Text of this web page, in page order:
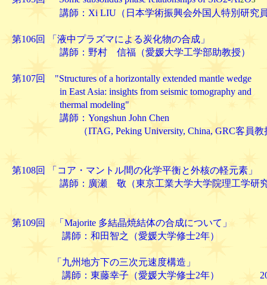
講師：Xi LIU（日本学術振興会外国人特別研究員
第106回 「液中プラズマによる炭化物の合成」
講師：野村 信福（愛媛大学工学部助教授）
第107回 "Structures of a horizontally extended mantle wedge
in East Asia: insights from seismic tomography and
thermal modeling"
講師：Yongshun John Chen
（ITAG, Peking University, China, GRC客員教
第108回 「コア・マントル間の化学平衡と外核の軽元素」
講師：廣瀬 敬（東京工業大学大学院理工学研究
第109回 「Majorite 多結晶焼結体の合成について」
講師：和田智之（愛媛大学修士2年）
「九州地方下の三次元速度構造」
講師：東藤幸子（愛媛大学修士2年）